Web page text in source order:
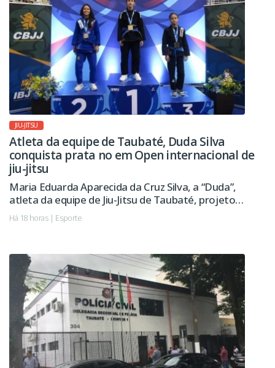
JIU-JITSU
Atleta da equipe de Taubaté, Duda Silva
conquista prata no em Open internacional de
jiu-jitsu
Maria Eduarda Aparecida da Cruz Silva, a “Duda”,
atleta da equipe de Jiu-Jitsu de Taubaté, projeto
esportivo apoiado pela Prefeitura, conquistou a
medalha de prata no São Paulo International Open
de Barueri.
Há 18 horas | Esporte